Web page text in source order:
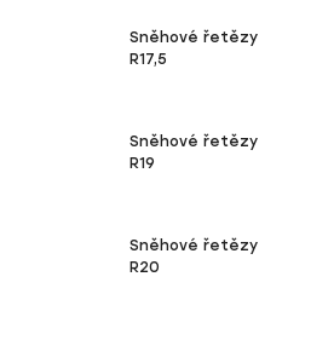
Sněhové řetězy
R17,5
Sněhové řetězy
R19
Sněhové řetězy
R20